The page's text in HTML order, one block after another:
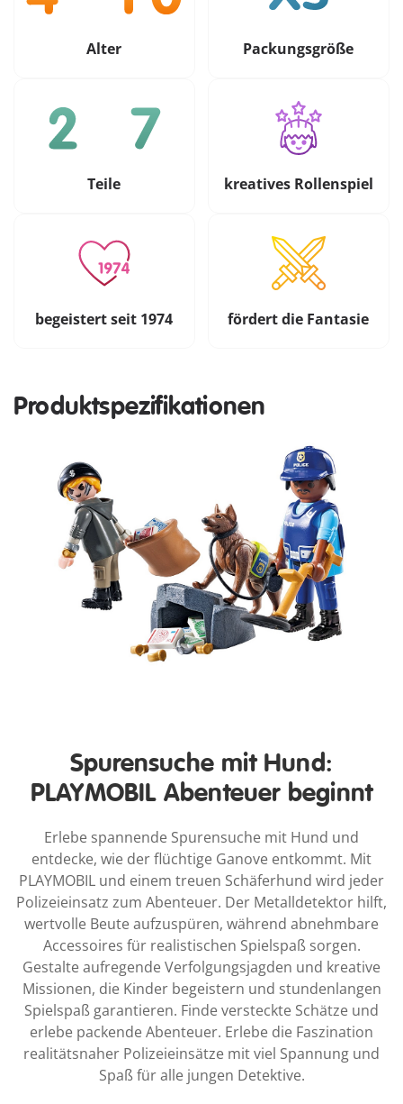
Alter Packungsgröße
Teile kreatives Rollenspiel
begeistert seit 1974 fördert die Fantasie
Produktspezifikationen
Spurensuche mit Hund:
PLAYMOBIL Abenteuer beginnt
Erlebe spannende Spurensuche mit Hund und
entdecke, wie der flüchtige Ganove entkommt. Mit
PLAYMOBIL und einem treuen Schäferhund wird jeder
Polizeieinsatz zum Abenteuer. Der Metalldetektor hilft,
wertvolle Beute aufzuspüren, während abnehmbare
Accessoires für realistischen Spielspaß sorgen.
Gestalte aufregende Verfolgungsjagden und kreative
Missionen, die Kinder begeistern und stundenlangen
Spielspaß garantieren. Finde versteckte Schätze und
erlebe packende Abenteuer. Erlebe die Faszination
realitätsnaher Polizeieinsätze mit viel Spannung und
Spaß für alle jungen Detektive.